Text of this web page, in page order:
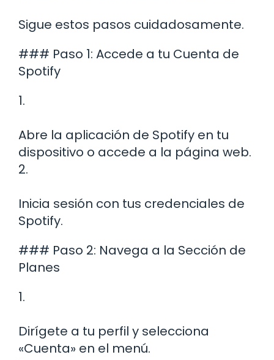
Sigue estos pasos cuidadosamente.
### Paso 1: Accede a tu Cuenta de
Spotify
1.
Abre la aplicación de Spotify en tu
dispositivo o accede a la página web.
2.
Inicia sesión con tus credenciales de
Spotify.
### Paso 2: Navega a la Sección de
Planes
1.
Dirígete a tu perfil y selecciona
«Cuenta» en el menú.